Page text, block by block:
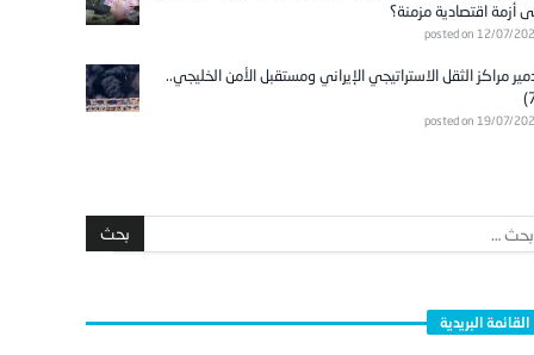
أزمة اقتصادية مزمنة؟
posted on 12/07/
مراكز الثقل الاستراتيجي الإيراني ومستقبل الأمن الخليجي..
posted on 19/07/
القائمة البريدية